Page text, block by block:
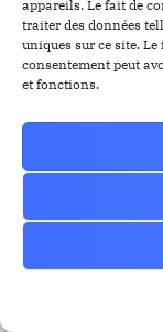
appareils. Le fait de
traiter des données
uniques sur ce site.
consentement peut
et fonctions.